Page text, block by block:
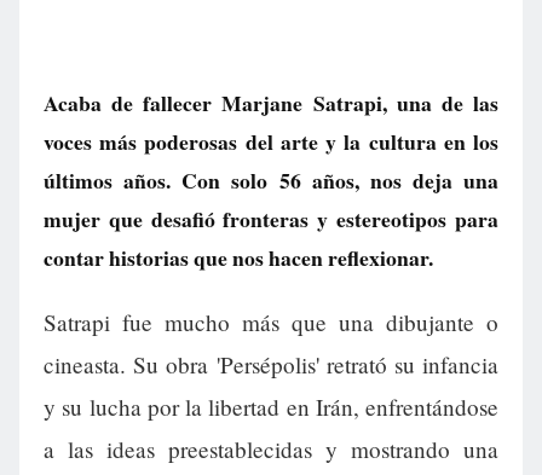
Acaba de fallecer Marjane Satrapi, una de las
voces más poderosas del arte y la cultura en los
últimos años. Con solo 56 años, nos deja una
mujer que desafió fronteras y estereotipos para
contar historias que nos hacen reflexionar.
Satrapi fue mucho más que una dibujante o
cineasta. Su obra 'Persépolis' retrató su infancia
y su lucha por la libertad en Irán, enfrentándose
a las ideas preestablecidas y mostrando una